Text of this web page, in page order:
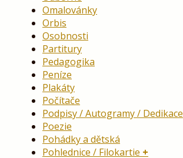
Omalovánky
Orbis
Osobnosti
Partitury
Pedagogika
Peníze
Plakáty
Počítače
Podpisy / Autogramy / Dedikace
Poezie
Pohádky a dětská
Pohlednice / Filokartie